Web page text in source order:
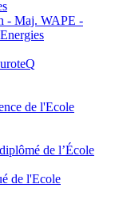
- Maj. WAPE -
de l'Ecole
de l’École
de l'Ecole